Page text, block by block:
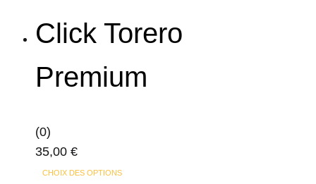
Click Torero
Premium
(0)
35,00 €
CHOIX DES OPTIONSCe